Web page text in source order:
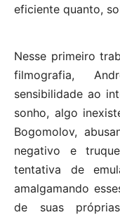
eficiente quanto,
Nesse primeiro
filmografia,
sensibilidade ao
sonho, algo
Bogomolov,
negativo e
tentativa de
amalgamando
de suas